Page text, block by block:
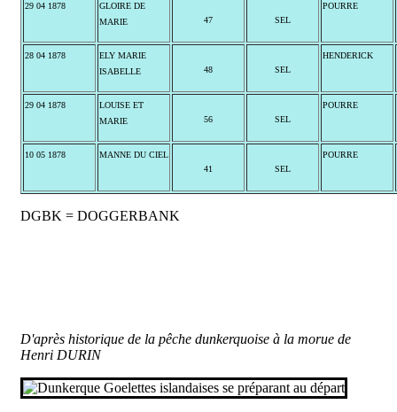
29 04 1878
GLOIRE DE
MARIE
47 SEL
POURRE
28 04 1878
ELY MARIE
ISABELLE
48 SEL
HENDERICK
29 04 1878
LOUISE ET
MARIE
56 SEL
POURRE
10 05 1878
MANNE DU CIEL
41
SEL
POURRE
DGBK = DOGGERBANK
D'après historique de la pêche dunkerquoise à la morue de
Henri DURIN